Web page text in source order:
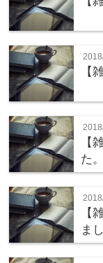
【
【
た。
【
ま